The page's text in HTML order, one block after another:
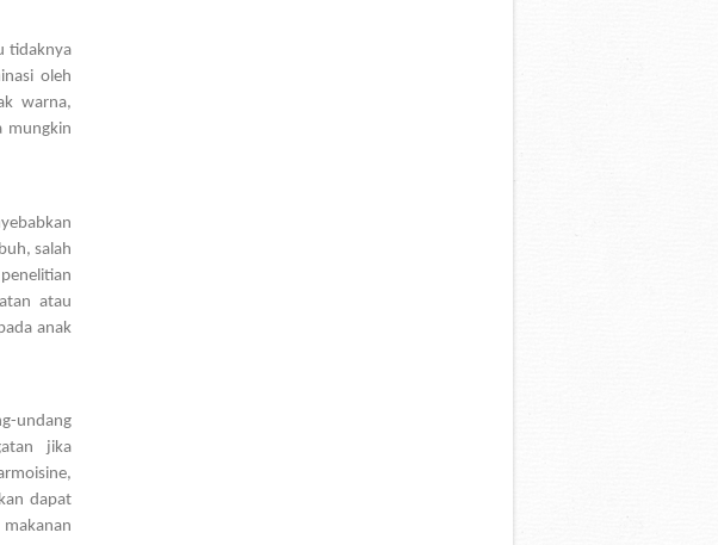
tidaknya
oleh
warna,
mungkin
salah
atau
anak
undang
jika
dapat